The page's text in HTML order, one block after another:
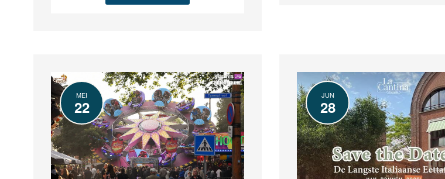
MEI
22
JUN
28